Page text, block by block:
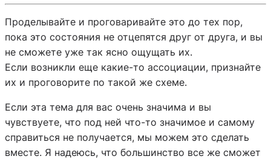
Проделывайте и проговаривайте это до тех пор,
пока это состояния не отцепятся друг от друга, и вы
не сможете уже так ясно ощущать их.
Если возникли еще какие-то ассоциации, признайте
их и проговорите по такой же схеме.
Если эта тема для вас очень значима и вы
чувствуете, что под ней что-то значимое и самому
справиться не получается, мы можем это сделать
вместе. Я надеюсь, что большинство все же сможет